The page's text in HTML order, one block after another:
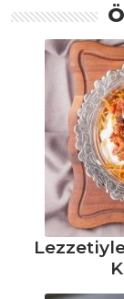
ET
Hardal
Bonfile
Hamsi
Tarifi, Nasıl
Nasıl
Et